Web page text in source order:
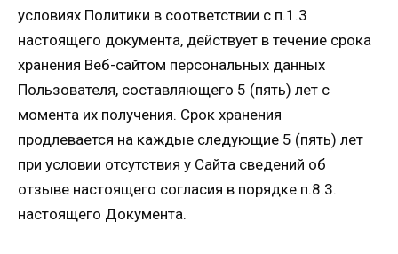
условиях Политики в соответствии с п.1.3
настоящего документа, действует в течение срока
хранения Веб-сайтом персональных данных
Пользователя, составляющего 5 (пять) лет с
момента их получения. Срок хранения
продлевается на каждые следующие 5 (пять) лет
при условии отсутствия у Сайта сведений об
отзыве настоящего согласия в порядке п.8.3.
настоящего Документа.